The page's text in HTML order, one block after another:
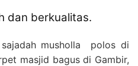
dan berkualitas.
musholla polos di
masjid bagus di Gambir,